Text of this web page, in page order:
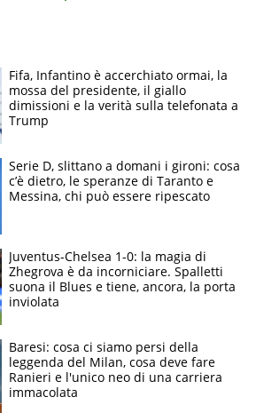
Fifa, Infantino è accerchiato ormai, la
mossa del presidente, il giallo
dimissioni e la verità sulla telefonata a
Trump
Serie D, slittano a domani i gironi: cosa
c’è dietro, le speranze di Taranto e
Messina, chi può essere ripescato
Juventus-Chelsea 1-0: la magia di
Zhegrova è da incorniciare. Spalletti
suona il Blues e tiene, ancora, la porta
inviolata
Baresi: cosa ci siamo persi della
leggenda del Milan, cosa deve fare
Ranieri e l'unico neo di una carriera
immacolata